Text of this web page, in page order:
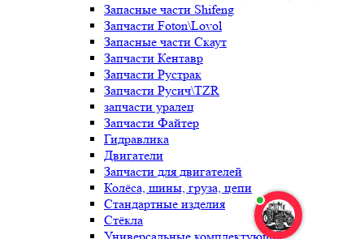
Запасные части Shifeng
Запчасти Foton\Lovol
Запасные части Скаут
Запчасти Кентавр
Запчасти Рустрак
Запчасти Русич\TZR
запчасти уралец
Запчасти Файтер
Гидравлика
Двигатели
Запчасти для двигателей
Колёса, шины, груза, цепи
Стандартные изделия
Стёкла